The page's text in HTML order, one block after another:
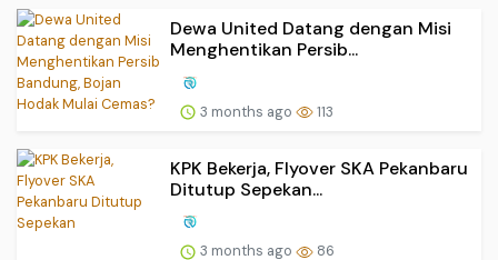
Dewa United Datang dengan Misi
Menghentikan Persib...
3 months ago 113
KPK Bekerja, Flyover SKA Pekanbaru
Ditutup Sepekan...
3 months ago 86